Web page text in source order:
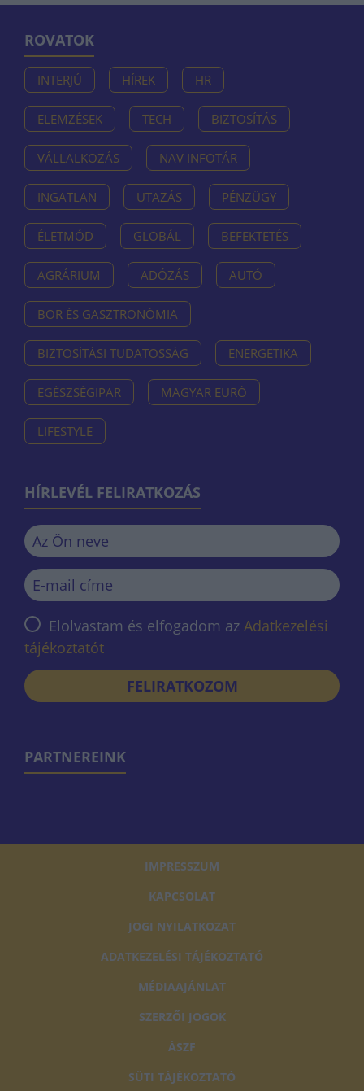
ROVATOK
INTERJÚ HÍREK HR
ELEMZÉSEK TECH BIZTOSÍTÁS
VÁLLALKOZÁS NAV INFOTÁR
INGATLAN UTAZÁS PÉNZÜGY
ÉLETMÓD GLOBÁL BEFEKTETÉS
AGRÁRIUM ADÓZÁS AUTÓ
BOR ÉS GASZTRONÓMIA
BIZTOSÍTÁSI TUDATOSSÁG ENERGETIKA
EGÉSZSÉGIPAR MAGYAR EURÓ
LIFESTYLE
HÍRLEVÉL FELIRATKOZÁS
Elolvastam és elfogadom az Adatkezelési
tájékoztatót
FELIRATKOZOM
PARTNEREINK
IMPRESSZUM
KAPCSOLAT
JOGI NYILATKOZAT
ADATKEZELÉSI TÁJÉKOZTATÓ
MÉDIAAJÁNLAT
SZERZŐI JOGOK
ÁSZF
SÜTI TÁJÉKOZTATÓ